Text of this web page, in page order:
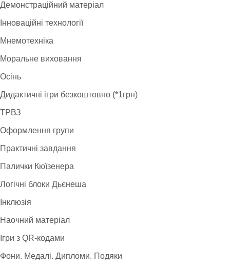
Демонстраційний матеріал
Інноваційні технології
Мнемотехніка
Моральне виховання
Осінь
Дидактичні ігри безкоштовно (*1грн)
ТРВЗ
Оформлення групи
Практичні завдання
Палички Кюїзенера
Логічні блоки Дьєнеша
Інклюзія
Наочний матеріал
Ігри з QR-кодами
Фони. Медалі. Дипломи. Подяки